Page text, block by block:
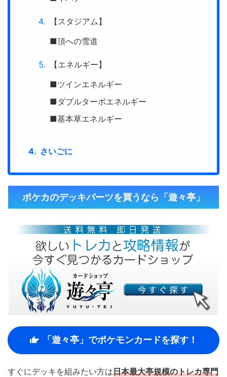
【スタジアム】
■頂への雪道
【エネルギー】
■ツインエネルギー
■ダブルターボエネルギー
■基本草エネルギー
さいごに
ポケカのデッキパーツを買うなら「遊々亭」
「遊々亭」でポケモンカードを探す！
すぐにデッキを組みたい方は日本最大亭規模のトレカ専門